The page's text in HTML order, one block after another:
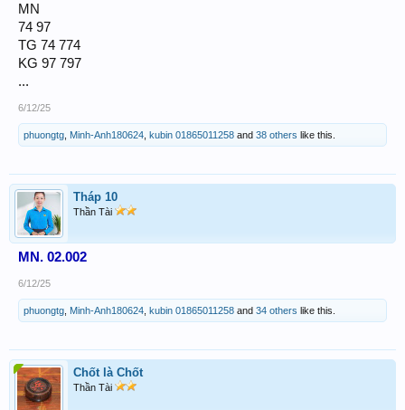
MN
74 97
TG 74 774
KG 97 797
...
6/12/25
phuongtg Minh-Anh180624 kubin 01865011258 and 38 others like this.
Tháp 10
Thần Tài
MN. 02.002
6/12/25
phuongtg Minh-Anh180624 kubin 01865011258 and 34 others like this.
Chốt là Chốt
Thần Tài